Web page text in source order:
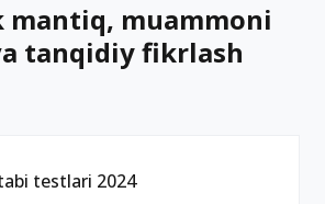
mantiq, muammoni
tanqidiy fikrlash
testlari 2024